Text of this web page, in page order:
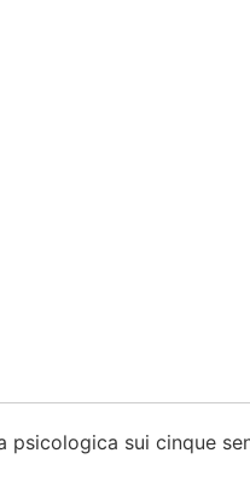
psicologica sui cinque